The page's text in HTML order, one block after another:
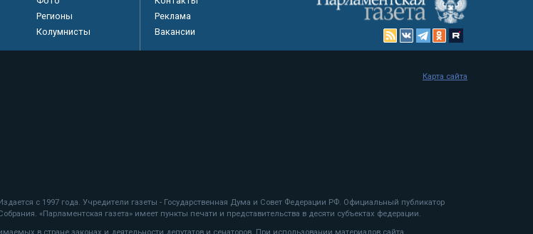
Регионы
Колумнисты
Реклама
Вакансии
с 1997 года. Учредители газеты - Государственная Дума и Совет Федерации РФ. Официальный публикатор
«Парламентская газета» имеет пункты печати и представительства в десяти субъектах федерации.
Карта сайта